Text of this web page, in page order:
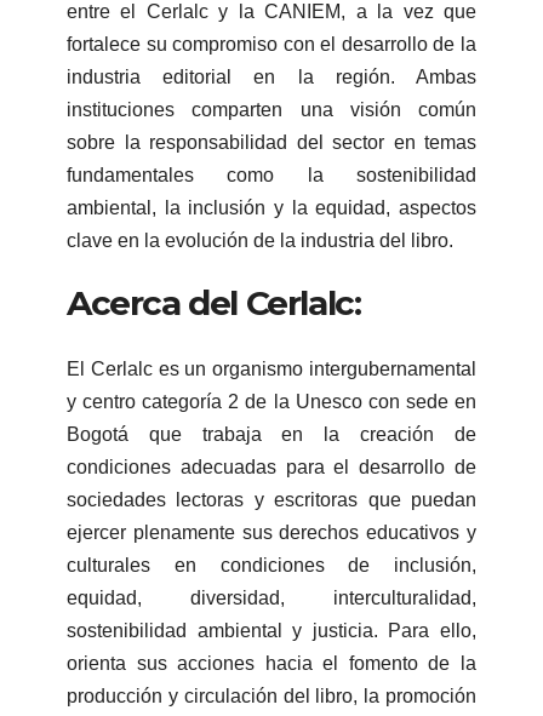
entre el Cerlalc y la CANIEM, a la vez que
fortalece su compromiso con el desarrollo de la
industria editorial en la región. Ambas
instituciones comparten una visión común
sobre la responsabilidad del sector en temas
fundamentales como la sostenibilidad
ambiental, la inclusión y la equidad, aspectos
clave en la evolución de la industria del libro.
Acerca del Cerlalc:
El Cerlalc es un organismo intergubernamental
y centro categoría 2 de la Unesco con sede en
Bogotá que trabaja en la creación de
condiciones adecuadas para el desarrollo de
sociedades lectoras y escritoras que puedan
ejercer plenamente sus derechos educativos y
culturales en condiciones de inclusión,
equidad, diversidad, interculturalidad,
sostenibilidad ambiental y justicia. Para ello,
orienta sus acciones hacia el fomento de la
producción y circulación del libro, la promoción